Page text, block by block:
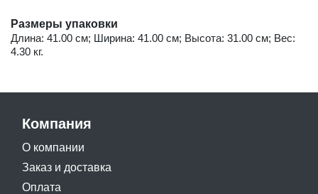
Размеры упаковки
Длина: 41.00 см; Ширина: 41.00 см; Высота: 31.00 см; Вес:
4.30 кг.
Компания
О компании
Заказ и доставка
Оплата